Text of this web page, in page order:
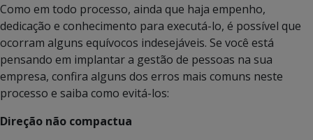
Como em todo processo, ainda que haja empenho,
dedicação e conhecimento para executá-lo, é possível que
ocorram alguns equívocos indesejáveis. Se você está
pensando em implantar a gestão de pessoas na sua
empresa, confira alguns dos erros mais comuns neste
processo e saiba como evitá-los:
Direção não compactua